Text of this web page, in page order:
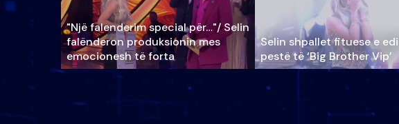
"Një falenderim special për…"/ Selin
falënderon produksionin mes
emocionesh të forta
Selin shpallet fituese e
pestë të ‘Big Brother Vip’